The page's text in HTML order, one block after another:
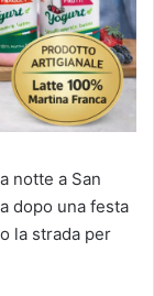
notte a San
dopo una festa
la strada per